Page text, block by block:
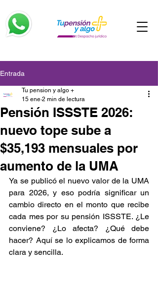
Entrada
Pensión ISSSTE 2026:
nuevo tope sube a
$35,193 mensuales por
aumento de la UMA
Tu pension y algo +
15 ene 2 min de lectura
Ya se publicó el nuevo valor de la UMA
para 2026, y eso podría significar un
cambio directo en el monto que recibe
cada mes por su pensión ISSSTE. ¿Le
conviene? ¿Lo afecta? ¿Qué debe
hacer? Aquí se lo explicamos de forma
clara y sencilla.